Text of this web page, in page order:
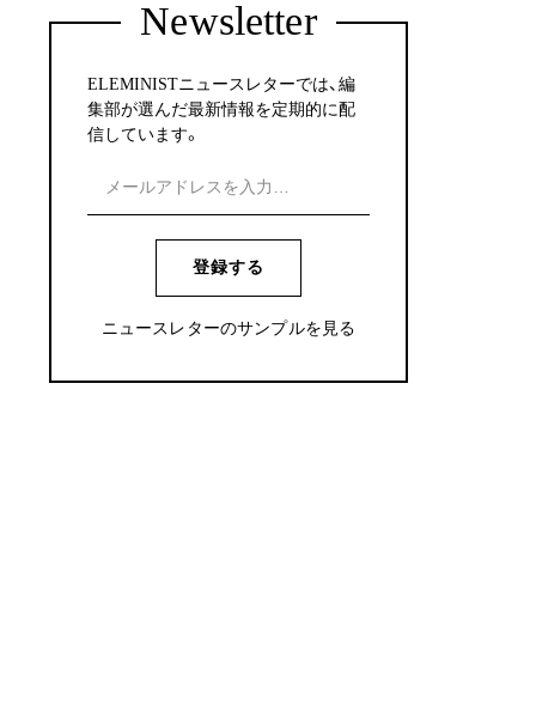
Newsletter
ELEMINISTニュースレターでは、編
集部が選んだ最新情報を定期的に配
信しています。
登録する
ニュースレターのサンプルを見る